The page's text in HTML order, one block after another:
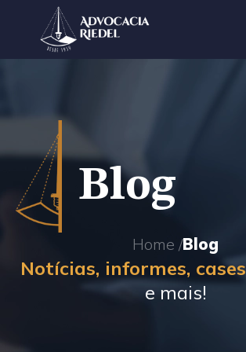
Blog
Home /Blog
Notícias, informes, cases
e mais!